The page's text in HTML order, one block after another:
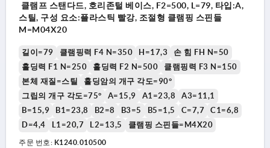
클램프 스탠다드, 호리존털 베이스, F2=500, L=79, 타입:A,
스틸, 구성 요소:플라스틱 빨강, 조절형 클램핑 스핀들
M=M04X20
길이=79 클램핑력 F4 N=350 H=17,3
손 힘 FH N=50
홀딩력 F1 N=250
홀딩력 F2 N=500
클램핑력 F3 N=150
본체 재질=스틸
홀딩암의 개구 각도=90°
그립의 개구 각도=75°
A=15,9 A1=23,8
A3=11,1
B=15,9
B1=23,8 B2=8 B3=5 B5=1,5 C=7,7
C1=6,8
D=4,4
L1=20,7 L2=13,5 클램핑 스핀들=M4X20
주문 번호: K1240.010500